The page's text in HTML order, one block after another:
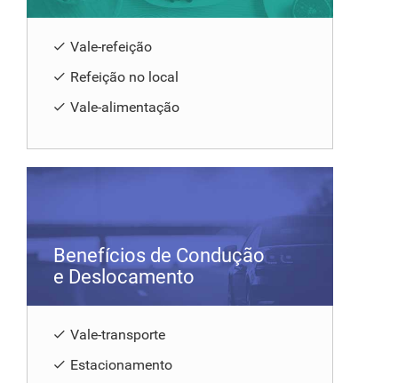
Vale-refeição
Refeição no local
Vale-alimentação
Benefícios de Condução
e Deslocamento
Vale-transporte
Estacionamento